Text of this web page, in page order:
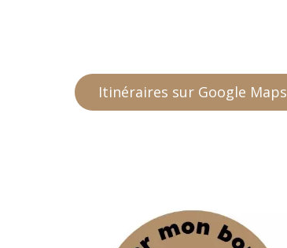
Itinéraires sur Google Maps